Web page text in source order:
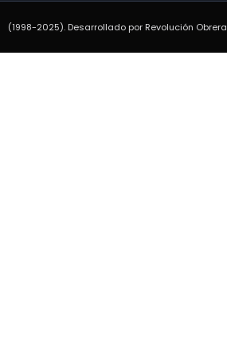
(1998-2025). Desarrollado por Revolución Obrera